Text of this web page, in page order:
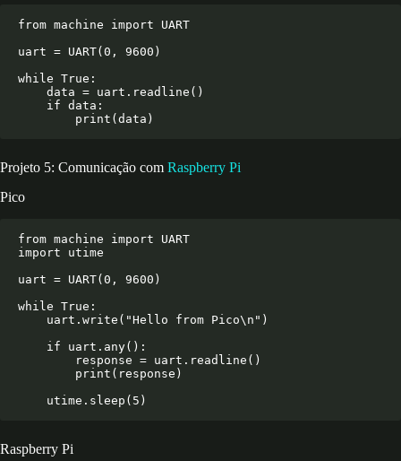
from machine import UART
uart = UART(0, 9600)
while True:
Projeto 5: Comunicação com Raspberry Pi
Pico
from machine import UART
import utime
uart = UART(0, 9600)
while True:
Raspberry Pi